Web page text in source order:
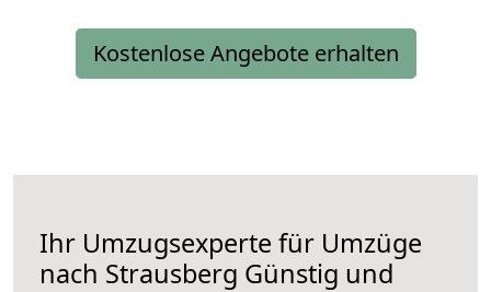
Kostenlose Angebote erhalten
Ihr Umzugsexperte für Umzüge
nach Strausberg Günstig und